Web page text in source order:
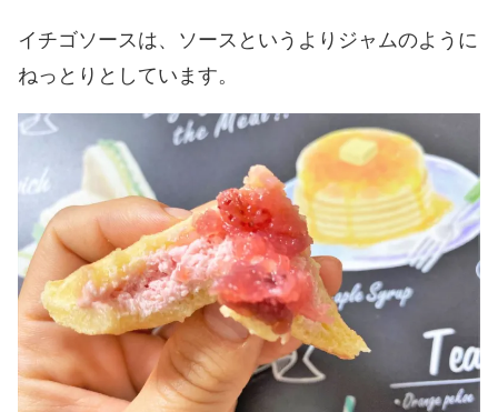
イチゴソースは、ソースというよりジャムのように
ねっとりとしています。